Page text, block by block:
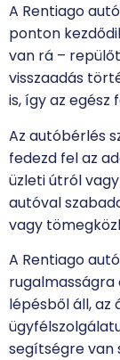
A Rentiago
ponton
van rá –
visszaadás
is, így az egész
Az autóbérlés
fedezd fel az
üzleti útról
autóval
vagy
A Rentiago
rugalmasságra
lépésből áll,
segítségre van